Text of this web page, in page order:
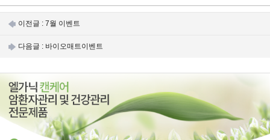
이전글 : 7월 이벤트
다음글 : 바이오매트이벤트